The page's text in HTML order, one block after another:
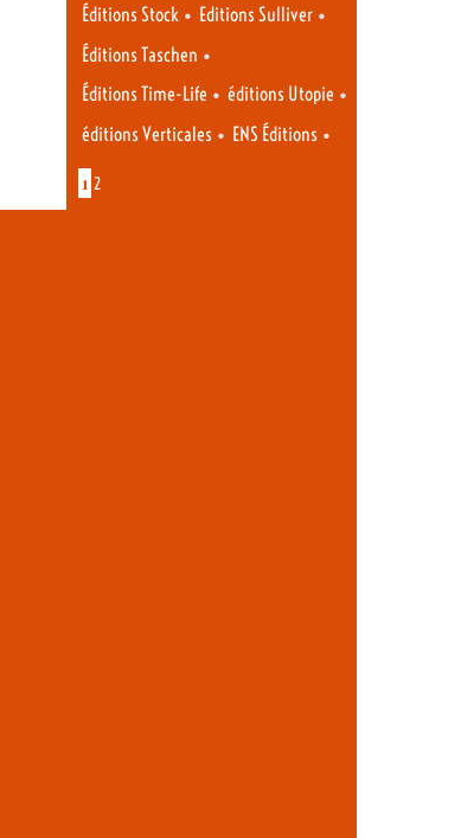
Éditions Stock • Editions Sulliver •
Éditions Taschen •
Éditions Time-Life • éditions Utopie •
éditions Verticales • ENS Éditions •
1 2